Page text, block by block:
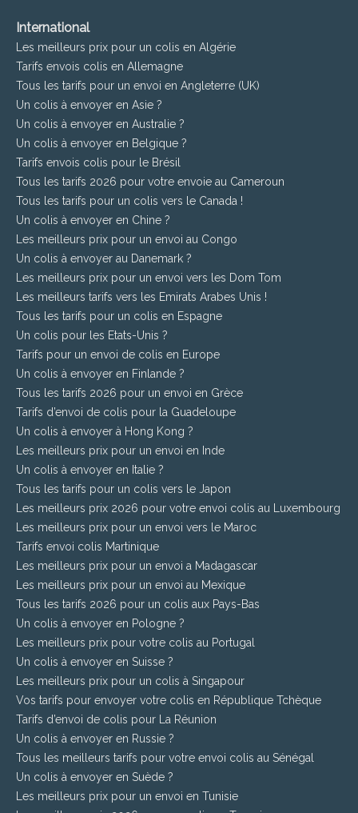
International
Les meilleurs prix pour un colis en Algérie
Tarifs envois colis en Allemagne
Tous les tarifs pour un envoi en Angleterre (UK)
Un colis à envoyer en Asie ?
Un colis à envoyer en Australie ?
Un colis à envoyer en Belgique ?
Tarifs envois colis pour le Brésil
Tous les tarifs 2026 pour votre envoie au Cameroun
Tous les tarifs pour un colis vers le Canada !
Un colis à envoyer en Chine ?
Les meilleurs prix pour un envoi au Congo
Un colis à envoyer au Danemark ?
Les meilleurs prix pour un envoi vers les Dom Tom
Les meilleurs tarifs vers les Emirats Arabes Unis !
Tous les tarifs pour un colis en Espagne
Un colis pour les Etats-Unis ?
Tarifs pour un envoi de colis en Europe
Un colis à envoyer en Finlande ?
Tous les tarifs 2026 pour un envoi en Grèce
Tarifs d’envoi de colis pour la Guadeloupe
Un colis à envoyer à Hong Kong ?
Les meilleurs prix pour un envoi en Inde
Un colis à envoyer en Italie ?
Tous les tarifs pour un colis vers le Japon
Les meilleurs prix 2026 pour votre envoi colis au Luxembourg
Les meilleurs prix pour un envoi vers le Maroc
Tarifs envoi colis Martinique
Les meilleurs prix pour un envoi a Madagascar
Les meilleurs prix pour un envoi au Mexique
Tous les tarifs 2026 pour un colis aux Pays-Bas
Un colis à envoyer en Pologne ?
Les meilleurs prix pour votre colis au Portugal
Un colis à envoyer en Suisse ?
Les meilleurs prix pour un colis à Singapour
Vos tarifs pour envoyer votre colis en République Tchèque
Tarifs d’envoi de colis pour La Réunion
Un colis à envoyer en Russie ?
Tous les meilleurs tarifs pour votre envoi colis au Sénégal
Un colis à envoyer en Suède ?
Les meilleurs prix pour un envoi en Tunisie